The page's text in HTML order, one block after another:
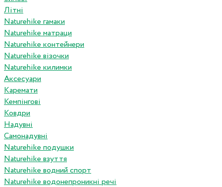
Літні
Naturehike гамаки
Naturehike матраци
Naturehike контейнери
Naturehike візочки
Naturehike килимки
Аксесуари
Каремати
Кемпінгові
Ковдри
Надувні
Самонадувні
Naturehike подушки
Naturehike взуття
Naturehike водний спорт
Naturehike водонепроникні речі